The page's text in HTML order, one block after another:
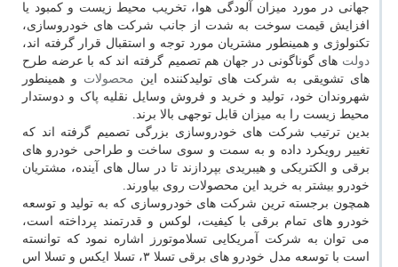
جهانی در مورد میزان آلودگی هوا، تخریب محیط زیست و کمبود یا
افزایش قیمت سوخت به شدت از جانب شرکت های خودروسازی،
تکنولوژی و همینطور مشتریان مورد توجه و استقبال قرار گرفته اند،
دولت های گوناگونی در جهان هم تصمیم گرفته اند که با عرضه طرح
های تشویقی به شرکت های تولیدکننده این محصولات و همینطور
شهروندان خود، تولید و خرید و فروش وسایل نقلیه پاک و دوستدار
محیط زیست را به میزان قابل توجهی بالا برند.
بدین ترتیب شرکت های خودروسازی بزرگی تصمیم گرفته اند که
تغییر رویکرد داده و به سمت و سوی ساخت و طراحی خودرو های
برقی و الکتریکی و هیبریدی بپردازند تا در سال های آینده، مشتریان
خودرو بیشتر به خرید این محصولات روی بیاورند.
همچون برجسته ترین شرکت های خودروسازی که به تولید و توسعه
خودرو های تمام برقی با کیفیت، لوکس و قدرتمند پرداخته است،
می توان به شرکت آمریکایی تسلاموتورز اشاره نمود که توانسته
است با توسعه مدل خودرو های برقی تسلا ۳، تسلا ایکس و تسلا اس